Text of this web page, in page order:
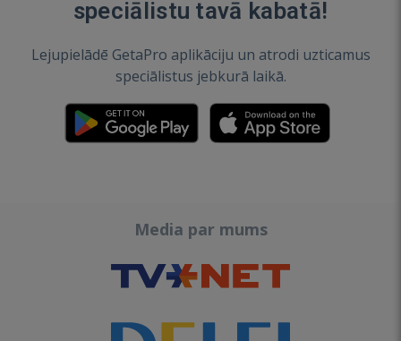
speciālistu tavā kabatā!
Lejupielādē GetaPro aplikāciju un atrodi uzticamus
speciālistus jebkurā laikā.
Media par mums